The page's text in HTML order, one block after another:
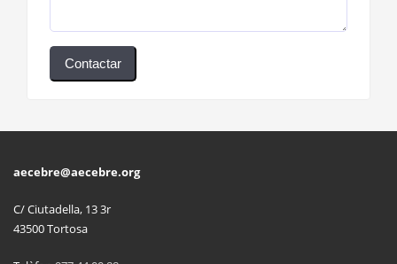
Contactar
aecebre@aecebre.org
C/ Ciutadella, 13 3r
43500 Tortosa